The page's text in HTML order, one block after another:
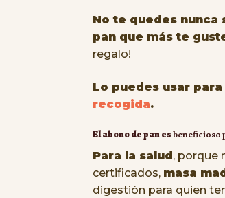
No te quedes nunca
pan que más te
regalo!
Lo puedes usar
recogida.
El abono de pan esbeneficioso
Para la salud , porque
certificados, masa
digestión para quien